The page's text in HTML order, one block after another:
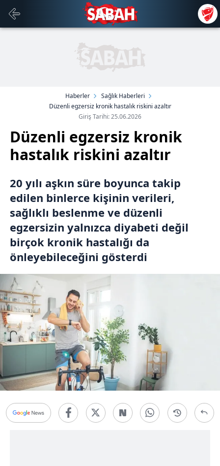
Haberler
Sağlık Haberleri
Düzenli egzersiz kronik hastalık riskini azaltır
Giriş Tarihi: 25.06.2026
Düzenli egzersiz kronik
hastalık riskini azaltır
20 yılı aşkın süre boyunca takip
edilen binlerce kişinin verileri,
sağlıklı beslenme ve düzenli
egzersizin yalnızca diyabeti değil
birçok kronik hastalığı da
önleyebileceğini gösterdi